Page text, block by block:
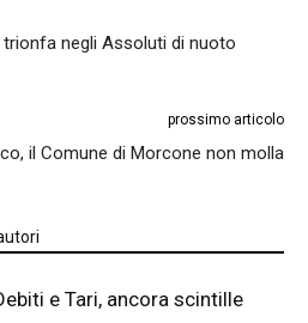
negli Assoluti di nuoto
prossimo articolo
il Comune di Morcone non molla
e Tari, ancora scintille